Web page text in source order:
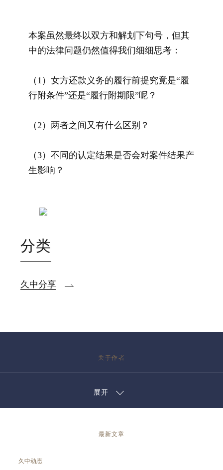
本案虽然最终以双方和解划下句号，但其
中的法律问题仍然值得我们细细思考：
（1）女方还款义务的履行前提究竟是“履
行附条件”还是“履行附期限”呢？
（2）两者之间又有什么区别？
（3）不同的认定结果是否会对案件结果产
生影响？
分类
久中分享
关于作者
展开
最新文章
久中动态